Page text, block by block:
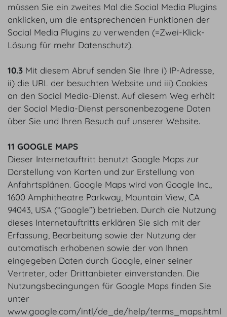
müssen Sie ein zweites Mal die Social Media Plugins
anklicken, um die entsprechenden Funktionen der
Social Media Plugins zu verwenden (=Zwei-Klick-
Lösung für mehr Datenschutz).
10.3 Mit diesem Abruf senden Sie Ihre i) IP-Adresse,
ii) die URL der besuchten Website und iii) Cookies
an den Social Media-Dienst. Auf diesem Weg erhält
der Social Media-Dienst personenbezogene Daten
über Sie und Ihren Besuch auf unserer Website.
11 GOOGLE MAPS
Dieser Internetauftritt benutzt Google Maps zur
Darstellung von Karten und zur Erstellung von
Anfahrtsplänen. Google Maps wird von Google Inc.,
1600 Amphitheatre Parkway, Mountain View, CA
94043, USA (“Google”) betrieben. Durch die Nutzung
dieses Internetauftritts erklären Sie sich mit der
Erfassung, Bearbeitung sowie der Nutzung der
automatisch erhobenen sowie der von Ihnen
eingegeben Daten durch Google, einer seiner
Vertreter, oder Drittanbieter einverstanden. Die
Nutzungsbedingungen für Google Maps finden Sie
unter
www.google.com/intl/de_de/help/terms_maps.html